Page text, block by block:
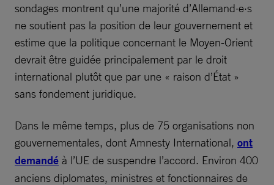
sondages montrent qu’une majorité d’Allemand·e·s
ne soutient pas la position de leur gouvernement et
estime que la politique concernant le Moyen-Orient
devrait être guidée principalement par le droit
international plutôt que par une « raison d’État »
sans fondement juridique.
Dans le même temps, plus de 75 organisations non
gouvernementales, dont Amnesty International, ont
demandé à l’UE de suspendre l’accord. Environ 400
anciens diplomates, ministres et fonctionnaires de